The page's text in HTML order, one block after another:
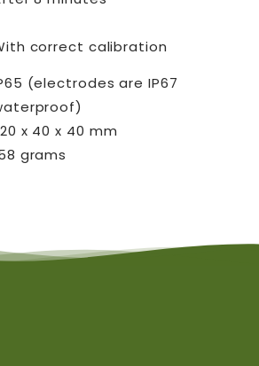
correct calibration
(electrodes are IP67
x 40 x 40 mm
grams